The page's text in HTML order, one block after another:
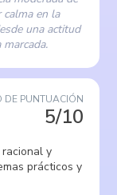
calma en la
una actitud
DE PUNTUACIÓN
5/10
y
prácticos y